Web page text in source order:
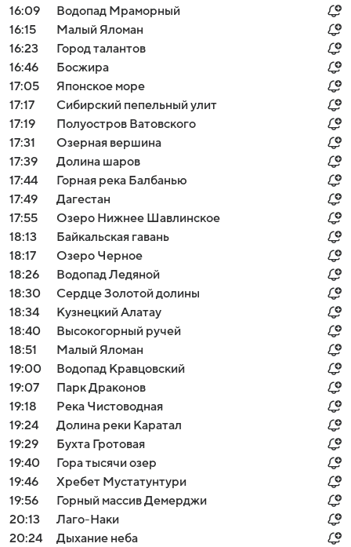
16:09
Водопад Мраморный
16:15
Малый Яломан
16:23
Город талантов
16:46
Босжира
17:05
Японское море
17:17
Сибирский пепельный улит
17:19
Полуостров Ватовского
17:31
Озерная вершина
17:39
Долина шаров
17:44
Горная река Балбанью
17:49
Дагестан
17:55
Озеро Нижнее Шавлинское
18:13
Байкальская гавань
18:17
Озеро Черное
18:26
Водопад Ледяной
18:30
Сердце Золотой долины
18:34
Кузнецкий Алатау
18:40
Высокогорный ручей
18:51
Малый Яломан
19:00
Водопад Кравцовский
19:07
Парк Драконов
19:18
Река Чистоводная
19:24
Долина реки Каратал
19:29
Бухта Гротовая
19:40
Гора тысячи озер
19:46
Хребет Мустатунтури
19:56
Горный массив Демерджи
20:13
Лаго-Наки
20:24
Дыхание неба